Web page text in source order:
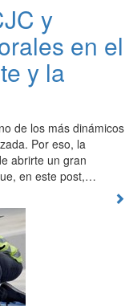
y
en el
y la
de los más dinámicos
Por eso, la
abrirte un gran
en este post,…